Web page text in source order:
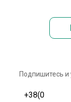
Подпишитесь и